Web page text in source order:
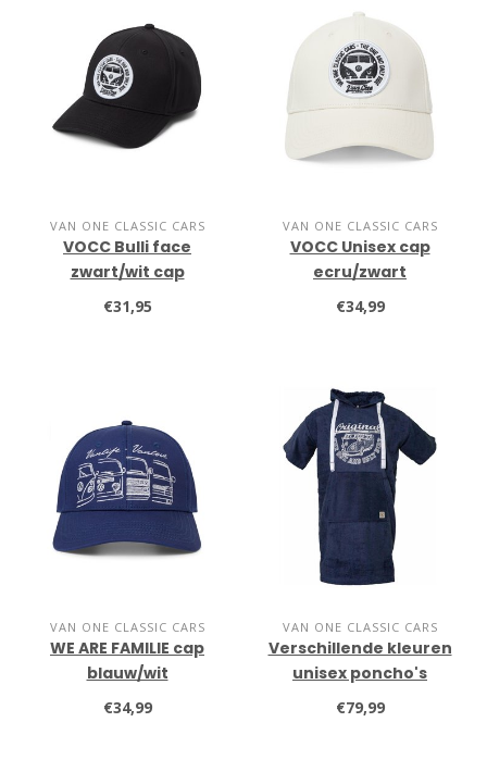
VAN ONE CLASSIC CARS
VOCC Bulli face
zwart/wit cap
€31,95
VAN ONE CLASSIC CARS
VOCC Unisex cap
ecru/zwart
€34,99
VAN ONE CLASSIC CARS
WE ARE FAMILIE cap
blauw/wit
€34,99
VAN ONE CLASSIC CARS
Verschillende kleuren
unisex poncho's
€79,99